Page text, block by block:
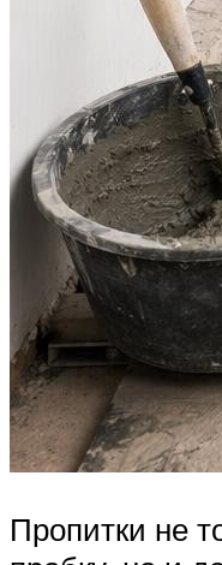
Пропитки не